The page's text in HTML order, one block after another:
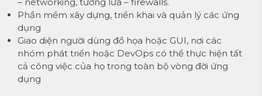
Phần mềm xây dựng, triển khai và quản lý các ứng
dụng
Giao diện người dùng đồ họa hoặc GUI, nơi các
nhóm phát triển hoặc DevOps có thể thực hiện tất
cả công việc của họ trong toàn bộ vòng đời ứng
dụng